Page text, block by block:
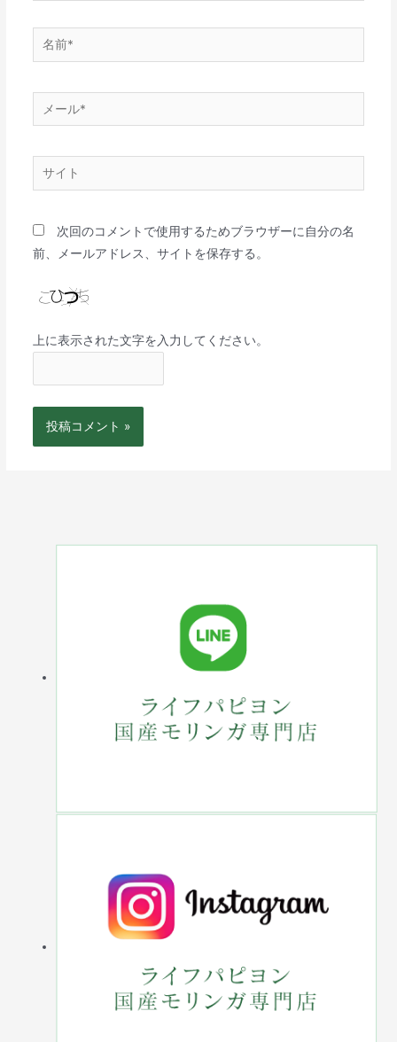
次回のコメントで使用するためブラウザーに自分の名
前、メールアドレス、サイトを保存する。
上に表示された文字を入力してください。